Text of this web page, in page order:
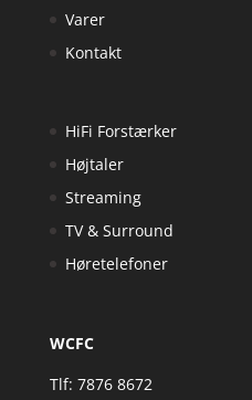
Varer
Kontakt
HiFi Forstærker
Højtaler
Streaming
TV & Surround
Høretelefoner
WCFC
Tlf: 7876 8672